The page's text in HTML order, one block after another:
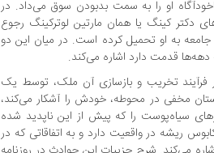
او را به سمت بدبودن سوق می‌داد. در
کینگ یا همان مارتین لوترکینگ رجوع
به او تحمیل کرده است. در میان این دو
دهه‌ها قدمت دارد اشاره می‌کند.
تخریب و بازسازی آن ملک، توسط یک
مخفی در محوطه،‌ خودش را آشکار می‌کند،
سیاه‌پوست را که پیش از این ناپدید شده
ریشه در واقعیت دارد و به اتفاقاتی که در